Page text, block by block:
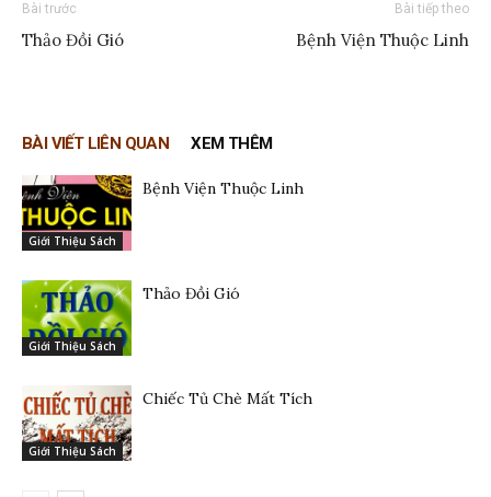
Bài trước
Thảo Đồi Gió
Bài tiếp theo
Bệnh Viện Thuộc Linh
BÀI VIẾT LIÊN QUAN XEM THÊM
Giới Thiệu Sách
Bệnh Viện Thuộc Linh
Giới Thiệu Sách
Thảo Đồi Gió
Giới Thiệu Sách
Chiếc Tủ Chè Mất Tích